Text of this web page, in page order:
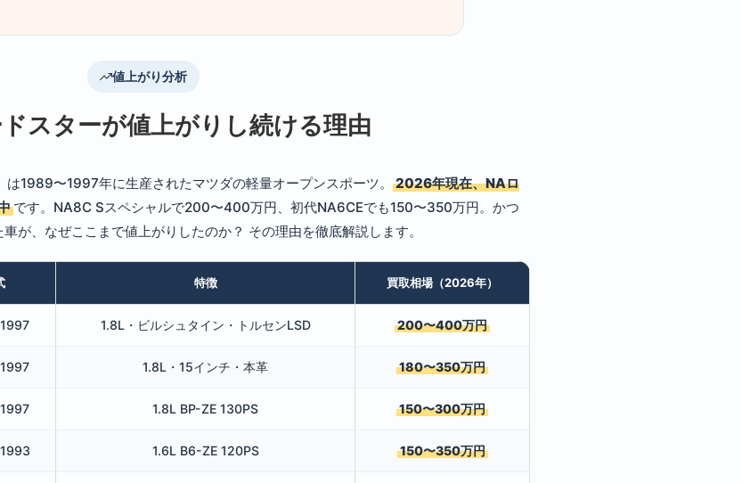
値上がり分析
スターが値上がりし続ける理由
1989〜1997年に生産されたマツダの軽量オープンスポーツ。
2026年現在、NAロ
です。NA8C Sスペシャルで200〜400万円、初代NA6CEでも150〜350万円。かつ
が、なぜここまで値上がりしたのか？ その理由を徹底解説します。
特徴 買取相場（2026年）
1.8L・ビルシュタイン・トルセンLSD 200〜400万円
1.8L・15インチ・本革 180〜350万円
1.8L BP-ZE 130PS 150〜300万円
1.6L B6-ZE 120PS 150〜350万円